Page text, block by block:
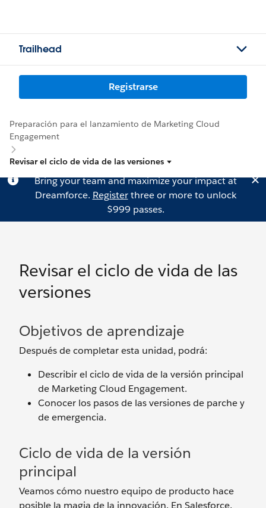
Trailhead
Registrarse
Preparación para el lanzamiento de Marketing Cloud
Engagement
Revisar el ciclo de vida de las versiones
Bring your team and maximize your impact at
Dreamforce. Registerthree or more to unlock
$999 passes.
Revisar el ciclo de vida de las
versiones
Objetivos de aprendizaje
Después de completar esta unidad, podrá:
Describir el ciclo de vida de la versión principal
de Marketing Cloud Engagement.
Conocer los pasos de las versiones de parche y
de emergencia.
Ciclo de vida de la versión
principal
Veamos cómo nuestro equipo de producto hace
posible la magia de la innovación. En Salesforce,